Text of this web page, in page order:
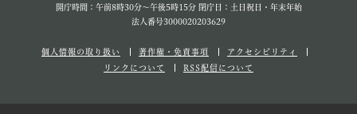
開庁時間：午前8時30分～午後5時15分 閉庁日：土日祝日・年末年始
法人番号3000020203629
個人情報の取り扱い 著作権・免責事項
アクセシビリティ
リンクについて
RSS配信について